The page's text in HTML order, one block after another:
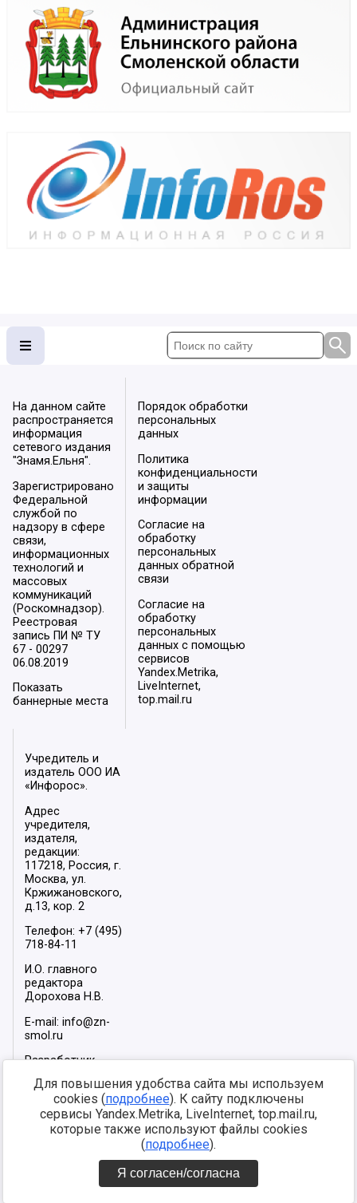
На данном сайте
распространяется
информация
сетевого издания
"Знамя.Ельня".
Зарегистрировано
Федеральной
службой по
надзору в сфере
связи,
информационных
технологий и
массовых
коммуникаций
(Роскомнадзор).
Реестровая
запись ПИ № ТУ
67 - 00297
06.08.2019
Показать
баннерные места
Порядок обработки
персональных
данных
Политика
конфиденциальности
и защиты
информации
Согласие на
обработку
персональных
данных обратной
связи
Согласие на
обработку
персональных
данных с помощью
сервисов
Yandex.Metrika,
LiveInternet,
top.mail.ru
Учредитель и
издатель ООО ИА
«Инфорос».
Адрес
учредителя,
издателя,
редакции:
117218, Россия, г.
Москва, ул.
Кржижановского,
д.13, кор. 2
Телефон: +7 (495)
718-84-11
И.О. главного
редактора
Дорохова Н.В.
E-mail: info@zn-
smol.ru
Разработчик
2026
Мы в социальных
сетях:
Для повышения удобства сайта мы используем
cookies (подробнее). К сайту подключены
сервисы Yandex.Metrika, LiveInternet, top.mail.ru,
которые также используют файлы cookies
(подробнее).
Я согласен/согласна